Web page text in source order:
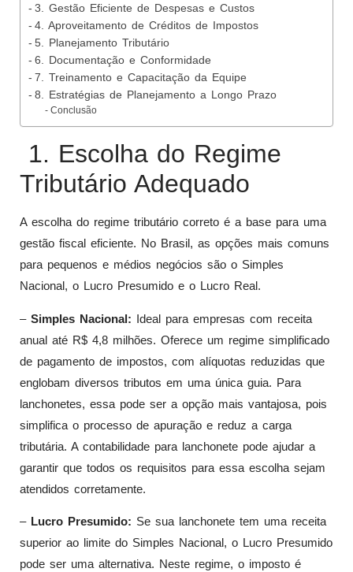
3. Gestão Eficiente de Despesas e Custos
4. Aproveitamento de Créditos de Impostos
5. Planejamento Tributário
6. Documentação e Conformidade
7. Treinamento e Capacitação da Equipe
8. Estratégias de Planejamento a Longo Prazo
Conclusão
1. Escolha do Regime
Tributário Adequado
A escolha do regime tributário correto é a base para uma
gestão fiscal eficiente. No Brasil, as opções mais comuns
para pequenos e médios negócios são o Simples
Nacional, o Lucro Presumido e o Lucro Real.
– Simples Nacional: Ideal para empresas com receita
anual até R$ 4,8 milhões. Oferece um regime simplificado
de pagamento de impostos, com alíquotas reduzidas que
englobam diversos tributos em uma única guia. Para
lanchonetes, essa pode ser a opção mais vantajosa, pois
simplifica o processo de apuração e reduz a carga
tributária. A contabilidade para lanchonete pode ajudar a
garantir que todos os requisitos para essa escolha sejam
atendidos corretamente.
– Lucro Presumido: Se sua lanchonete tem uma receita
superior ao limite do Simples Nacional, o Lucro Presumido
pode ser uma alternativa. Neste regime, o imposto é